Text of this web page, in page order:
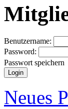
Benutzername:
Password:
Passwort speichern
Neues